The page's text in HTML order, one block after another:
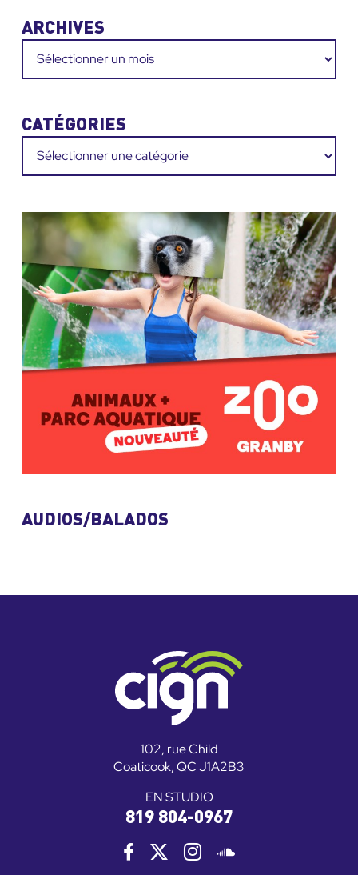
ARCHIVES
Archives
CATÉGORIES
Catégories
AUDIOS/BALADOS
102, rue Child
Coaticook, QC J1A2B3
EN STUDIO
819 804-0967